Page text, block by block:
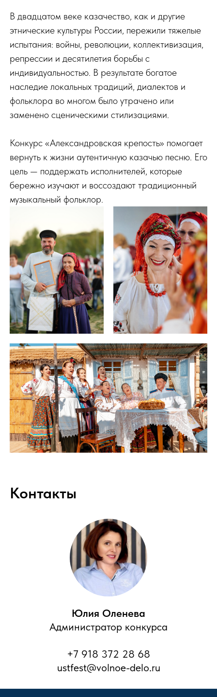
В двадцатом веке казачество, как и другие
этнические культуры России, пережили тяжелые
испытания: войны, революции, коллективизация,
репрессии и десятилетия борьбы с
индивидуальностью. В результате богатое
наследие локальных традиций, диалектов и
фольклора во многом было утрачено или
заменено сценическими стилизациями.
Конкурс «Александровская крепость» помогает
вернуть к жизни аутентичную казачью песню. Его
цель — поддержать исполнителей, которые
бережно изучают и воссоздают традиционный
музыкальный фольклор.
Контакты
Юлия Оленева
Администратор конкурса
+7 918 372 28 68
ustfest@volnoe-delo.ru